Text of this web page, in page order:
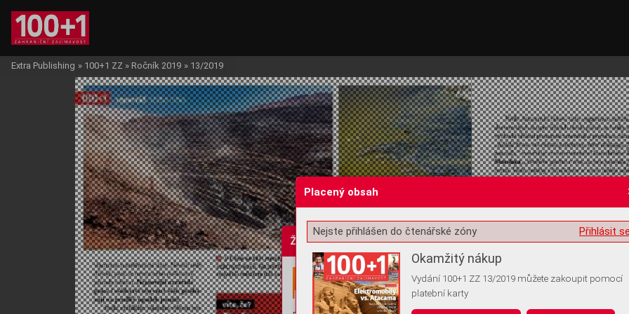
Žádost o souhlas s ukládáním volitelných informací
Extra Publishing » 100+1 ZZ » Ročník 2019 » 13/2019
Placený obsah
Přihlásit
Nejste přihlášen do čtenářské zóny
Okamžitý nákup
Vydání 100+1 ZZ 13/2019 můžete zakoupit pomocí
platební karty